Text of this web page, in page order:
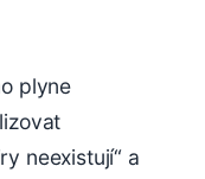
plyne
neexistují“ a